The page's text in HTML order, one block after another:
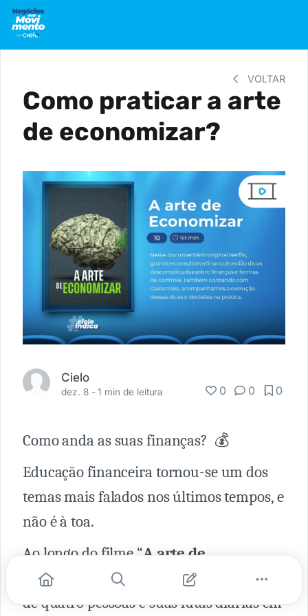
VOLTAR
Como praticar a arte
de economizar?
Cielo
dez. 8 -1 min de leitura 0 0 0
Como anda as suas finanças? 💰
Educação financeira tornou-se um dos
temas mais falados nos últimos tempos, e
não é à toa.
Ao longo do filme “A arte de
economizar
”, acompanhamos a história
de quatro pessoas e suas lutas diárias em